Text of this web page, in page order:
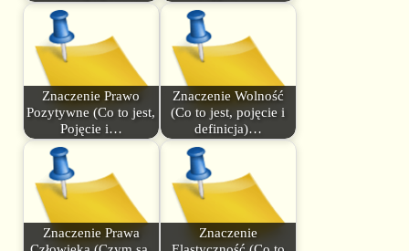
Znaczenie Prawo
Pozytywne (Co to jest,
Pojęcie i…
Znaczenie Wolność
(Co to jest, pojęcie i
definicja)…
Znaczenie Prawa
Znaczenie